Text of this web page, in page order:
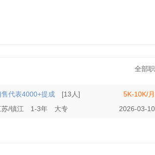
全部
售代表4000+提成 [13人]
5K-10K/月
苏/镇江
1-3年 大专 2026-03-10